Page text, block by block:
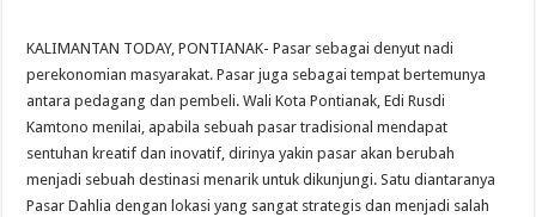
KALIMANTAN TODAY, PONTIANAK- Pasar sebagai denyut nadi
perekonomian masyarakat. Pasar juga sebagai tempat bertemunya
antara pedagang dan pembeli. Wali Kota Pontianak, Edi Rusdi
Kamtono menilai, apabila sebuah pasar tradisional mendapat
sentuhan kreatif dan inovatif, dirinya yakin pasar akan berubah
menjadi sebuah destinasi menarik untuk dikunjungi. Satu diantaranya
Pasar Dahlia dengan lokasi yang sangat strategis dan menjadi salah